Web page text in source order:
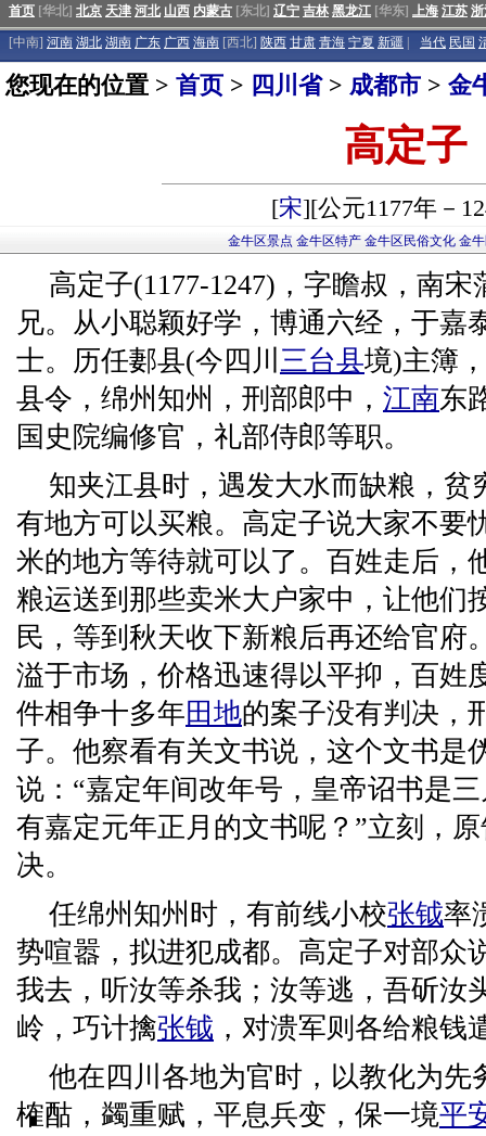
首页 [华北] 北京 天津 河北 山西 内蒙古 [东北] 辽宁 吉林 黑龙江 [华东] 上海 江苏
[中南] 河南 湖北 湖南 广东 广西 海南 [西北] 陕西 甘肃 青海 宁夏 新疆 当代 民国
您现在的位置 > 首页 > 四川省> 成都市 > 金
高定子
[宋][公元1177年－
金牛区景点 金牛区特产 金牛区民俗文化 金
高定子(1177-1247)，字瞻叔，南宋
兄。从小聪颖好学，博通六经，于嘉
士。历任郪县(今四川 三台县境)主簿，
县令，绵州知州，刑部郎中， 江南东
国史院编修官，礼部侍郎等职。
知夹江县时，遇发大水而缺粮，贫
有地方可以买粮。高定子说大家不要
米的地方等待就可以了。百姓走后，
粮运送到那些卖米大户家中，让他们
民，等到秋天收下新粮后再还给官府
溢于市场，价格迅速得以平抑，百姓
件相争十多年田地的案子没有判决，
子。他察看有关文书说，这个文书是
说：“嘉定年间改年号，皇帝诏书是
有嘉定元年正月的文书呢？”立刻，
决。
任绵州知州时，有前线小校张钺率
势喧嚣，拟进犯成都。高定子对部众
我去，听汝等杀我；汝等逃，吾斫汝
岭，巧计擒张钺 ，对溃军则各给粮钱
他在四川各地为官时，以教化为先
榷酤，蠲重赋，平息兵变，保一境平